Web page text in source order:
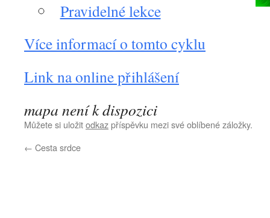
Pravidelné lekce
Více informací o tomto cyklu
Link na online přihlášení
mapa není k dispozici
Můžete si uložitodkazpříspěvku mezi své oblíbené záložky.
← Cesta srdce